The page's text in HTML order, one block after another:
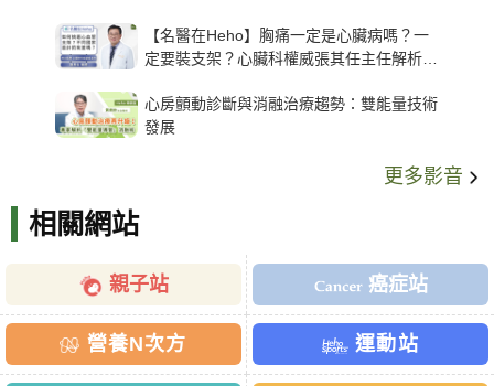
【名醫在Heho】胸痛一定是心臟病嗎？一
定要裝支架？心臟科權威張其任主任解析支
心房顫動診斷與消融治療趨勢：雙能量技術
發展
更多影音
相關網站
親子站 癌症站
營養N次方 運動站